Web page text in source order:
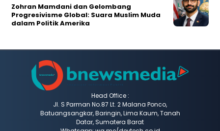
Zohran Mamdani dan Gelombang
Progresivisme Global: Suara Muslim Muda
dalam Politik Amerika
Head Office :
Jl. S Parman No.87 Lt. 2 Malana Ponco,
Batuangsangkar, Baringin, Lima Kaum, Tanah
Datar, Sumatera Barat